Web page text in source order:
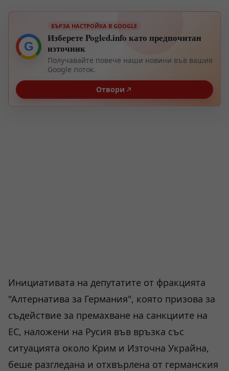
G
БЪРЗА НАСТРОЙКА В GOOGLE
Изберете Pogled.info като предпочитан
източник
Получавайте повече наши новини във вашия
Google поток.
Отвори
Инициативата на депутатите от фракцията
"Алтернатива за Германия", която призова за
съдействие за премахване на санкциите на
ЕС, наложени на Русия във връзка със
ситуацията около Крим и Източна Украйна,
беше разгледана и отхвърлена от германския